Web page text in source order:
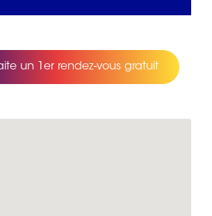
un 1er rendez-vous gratuit